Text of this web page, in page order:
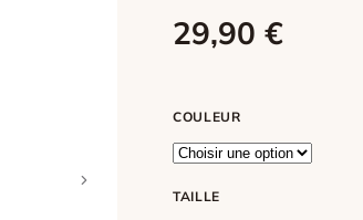
29,90 €
COULEUR
TAILLE